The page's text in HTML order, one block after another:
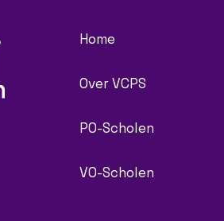
Home
Over VCPS
PO-Scholen
VO-Scholen